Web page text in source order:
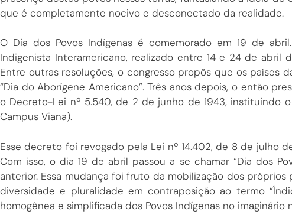
que é completamente nocivo e desconectado da realidade.
O Dia dos Povos Indígenas é comemorado em 19 de
Indigenista Interamericano, realizado entre 14 e 24 de abril
Entre outras resoluções, o congresso propôs que os países
“Dia do Aborígene Americano”. Três anos depois, o então
o Decreto-Lei nº 5.540, de 2 de junho de 1943, instituindo
Campus Viana).
Esse decreto foi revogado pela Lei nº 14.402, de 8 de julho
Com isso, o dia 19 de abril passou a se chamar “Dia dos
anterior. Essa mudança foi fruto da mobilização dos
diversidade e pluralidade em contraposição ao termo
homogênea e simplificada dos Povos Indígenas no imaginário